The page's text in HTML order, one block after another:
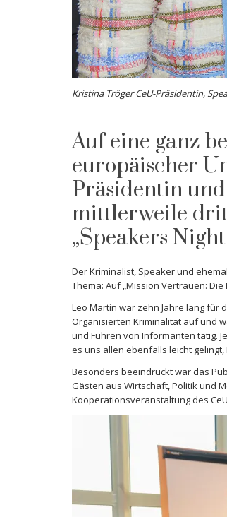
Kristina Tröger CeU-Präsidentin,
Auf eine ganz
europäischer
Präsidentin
mittlerweile
„Speakers
Der Kriminalist, Speaker und
Thema: Auf „Mission Vertrauen:
Leo Martin war zehn Jahre lang für
Organisierten Kriminalität auf und
und Führen von Informanten tätig.
es uns allen ebenfalls leicht
Besonders beeindruckt war das
Gästen aus Wirtschaft, Politik und
Kooperationsveranstaltung des